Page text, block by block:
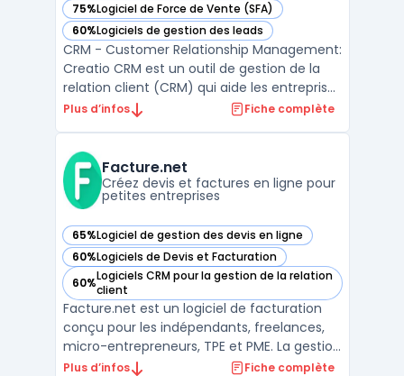
75%Logiciel de Force de Vente (SFA)
— voir Creatio CRM dans cette catégorie
60%Logiciels de gestion des leads
— voir Creatio CRM dans cette catégorie
CRM - Customer Relationship Management:
Creatio CRM est un outil de gestion de la
relation client (CRM) qui aide les entreprises
à gérer efficacement toutes les
les ventes, le marketing et le service client
à partir ...
Plus d’infos Fiche complète
Facture.net
Créez devis et factures en ligne pour
petites entreprises
65%Logiciel de gestion des devis en ligne
— voir Facture.net dans cette catégorie
60%Logiciels de Devis et Facturation
— voir Facture.net dans cette catégorie
60%Logiciels CRM pour la gestion de la relation
client
— voir Facture.net dans cette catégorie
Facture.net est un logiciel de facturation
conçu pour les indépendants, freelances,
micro-entrepreneurs, TPE et PME. La gestion
de devis et de factures représente une
Plus d’infos Fiche complète